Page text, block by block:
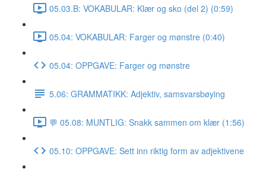
05.03.B: VOKABULAR: Klær og sko (del 2) (0:59)
05.04: VOKABULAR: Farger og mønstre (0:40)
05.04: OPPGAVE: Farger og mønstre
5.06: GRAMMATIKK: Adjektiv, samsvarsbøying
💬 05.08: MUNTLIG: Snakk sammen om klær (1:56)
05.10: OPPGAVE: Sett inn riktig form av adjektivene